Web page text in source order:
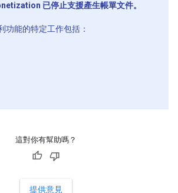
已停止支援產生帳單文件。
功能的特定工作包括：
這對你有幫助嗎？
提供意見